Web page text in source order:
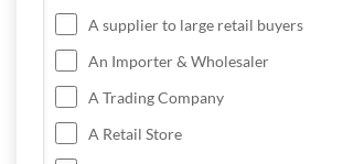
A supplier to large retail buyers
An Importer & Wholesaler
A Trading Company
A Retail Store